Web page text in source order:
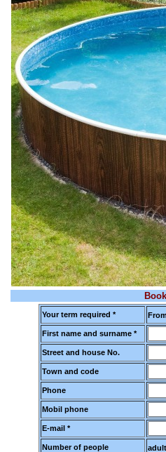
Your term required *
First name and surname *
Street and house No.
Town and code
Phone
Mobil phone
E-mail *
Number of people